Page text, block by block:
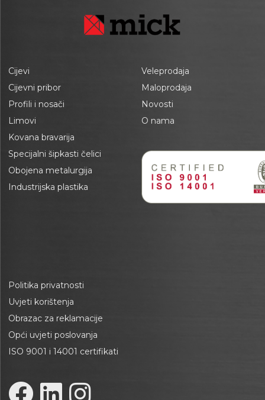
Cijevi
Cijevni pribor
Profili i nosači
Limovi
Kovana bravarija
Specijalni šipkasti čelici
Obojena metalurgija
Industrijska plastika
Veleprodaja
Maloprodaja
Novosti
O nama
Politika privatnosti
Uvjeti korištenja
Obrazac za reklamacije
Opći uvjeti poslovanja
ISO 9001 i 14001 certifikati